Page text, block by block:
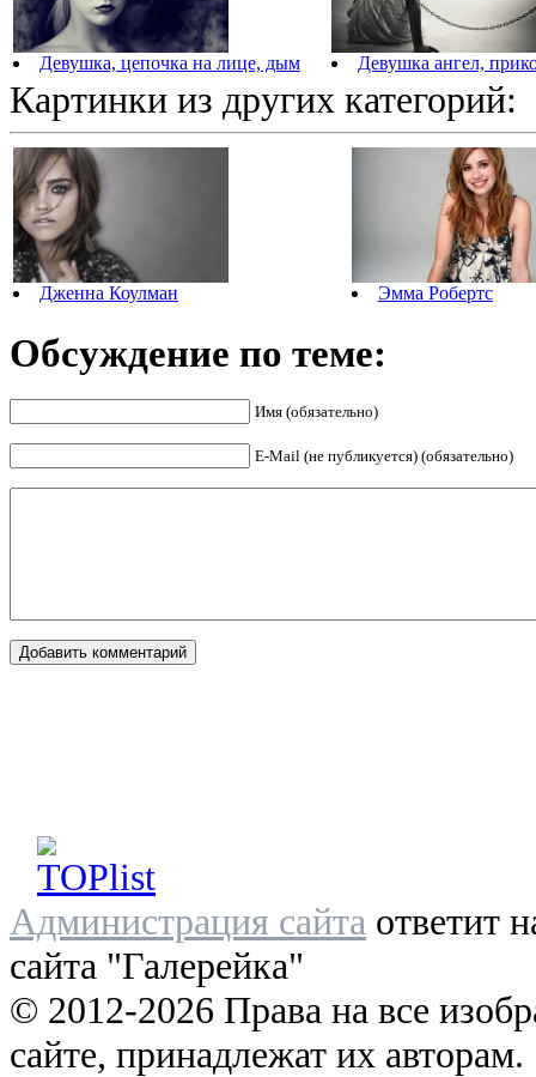
Девушка, цепочка на лице, дым Девушка ангел,
Картинки из других категорий:
Дженна Коулман Эмма Робертс
Обсуждение по теме:
Имя (обязательно)
E-Mail (не публикуется) (обязательно)
Администрация сайта ответит
сайта "Галерейка"
© 2012-2026 Права на все
сайте, принадлежат их авторам.